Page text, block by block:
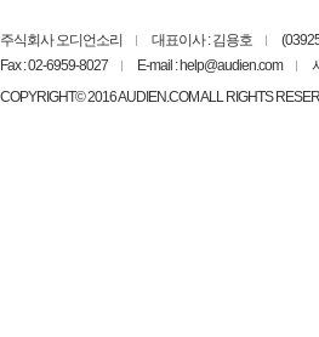
주식회사 오디언소리 대표이사 : 김용호
Fax : 02-6959-8027
E-mail : help@audien.com
COPYRIGHT© 2016 AUDIEN.COM ALL RIGHTS